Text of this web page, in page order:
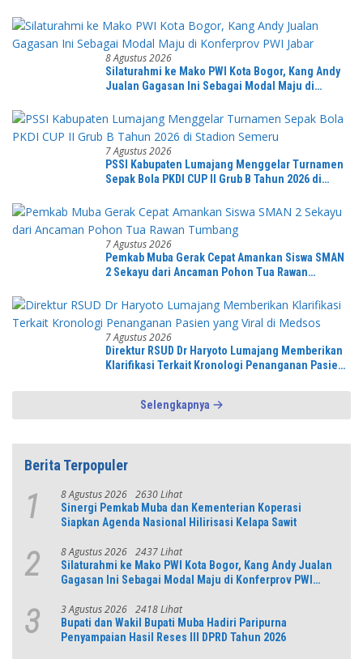
8 Agustus 2026
Silaturahmi ke Mako PWI Kota Bogor, Kang Andy
Jualan Gagasan Ini Sebagai Modal Maju di
7 Agustus 2026
PSSI Kabupaten Lumajang Menggelar Turnamen
Sepak Bola PKDI CUP II Grub B Tahun 2026 di
7 Agustus 2026
Pemkab Muba Gerak Cepat Amankan Siswa SMAN
2 Sekayu dari Ancaman Pohon Tua Rawan
7 Agustus 2026
Direktur RSUD Dr Haryoto Lumajang Memberikan
Klarifikasi Terkait Kronologi Penanganan Pasien
Selengkapnya
Berita Terpopuler
1 8 Agustus 2026 2630 Lihat
Sinergi Pemkab Muba dan Kementerian Koperasi
Siapkan Agenda Nasional Hilirisasi Kelapa Sawit
2 8 Agustus 2026 2437 Lihat
Silaturahmi ke Mako PWI Kota Bogor, Kang Andy Jualan
Gagasan Ini Sebagai Modal Maju di Konferprov PWI
3 3 Agustus 2026 2418 Lihat
Bupati dan Wakil Bupati Muba Hadiri Paripurna
Penyampaian Hasil Reses III DPRD Tahun 2026